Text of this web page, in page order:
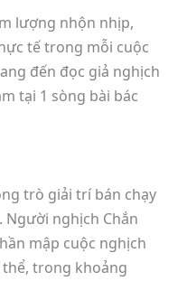
lượng nhộn nhịp,
tế trong mỗi cuộc
đến đọc giả nghịch
tại 1 sòng bài bác
trò giải trí bán chạy
Người nghịch Chắn
mập cuộc nghịch
trong khoảng